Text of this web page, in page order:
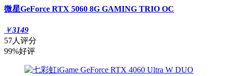
微星GeForce RTX 5060 8G GAMING TRIO OC
￥3149
57人评分
99%好评